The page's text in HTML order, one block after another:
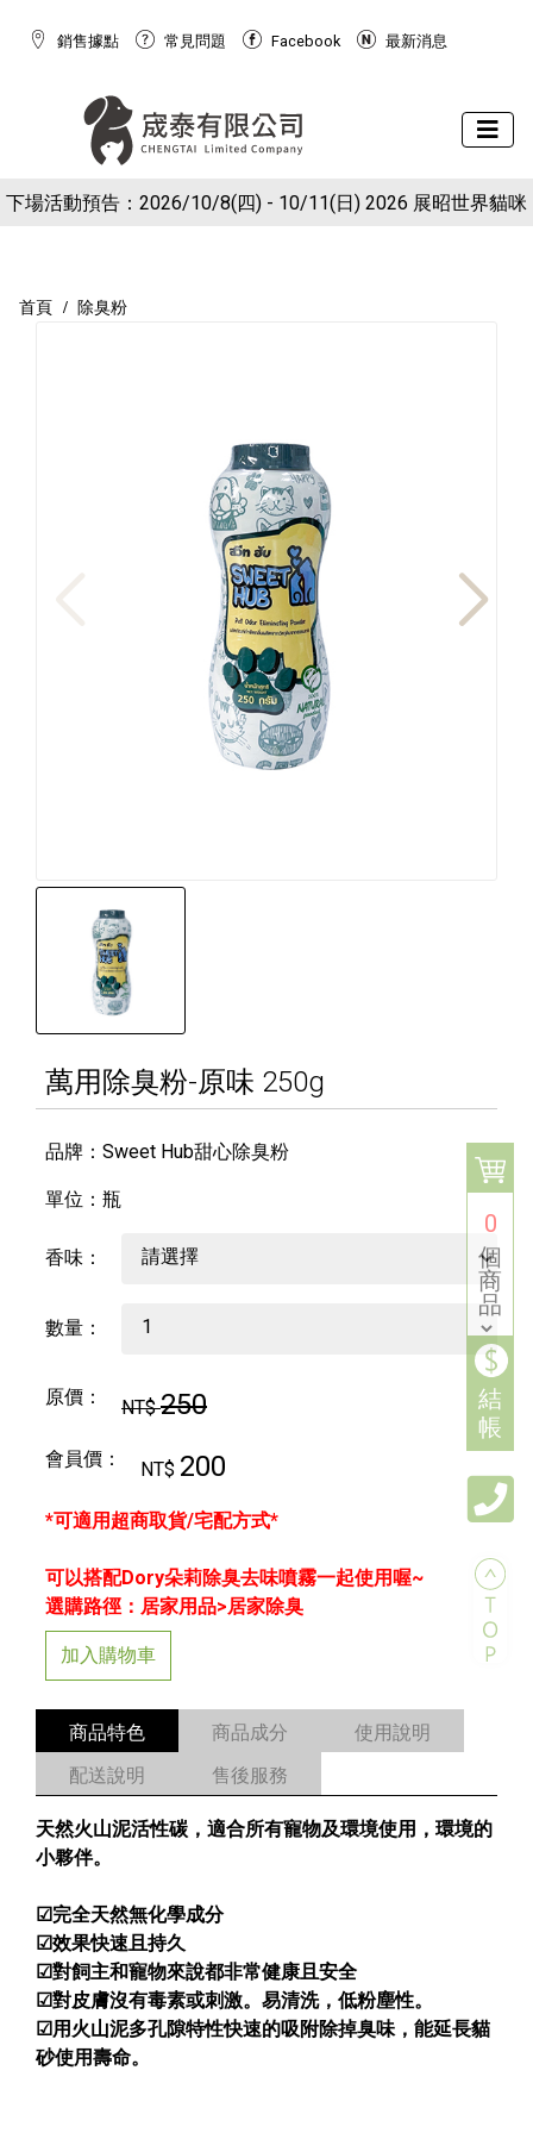
0
個
商
品
結
帳
銷售據點 常見問題 Facebook 最新消息
下場活動預告：2026/10/8(四) - 10/11(日) 2026 展昭世界貓咪
首頁 除臭粉
萬用除臭粉-原味 250g
品牌：Sweet Hub甜心除臭粉
單位：瓶
香味：
數量：
原價： NT$250
會員價： NT$ 200
*可適用超商取貨/宅配方式*
可以搭配Dory朵莉除臭去味噴霧一起使用喔~
選購路徑：居家用品>居家除臭
加入購物車
商品特色 商品成分
使用說明
配送說明
售後服務
天然火山泥活性碳，適合所有寵物及環境使用，環境的
小夥伴。
☑完全天然無化學成分
☑效果快速且持久
☑對飼主和寵物來說都非常健康且安全
☑對皮膚沒有毒素或刺激。易清洗，低粉塵性。
☑用火山泥多孔隙特性快速的吸附除掉臭味，能延長貓
砂使用壽命。